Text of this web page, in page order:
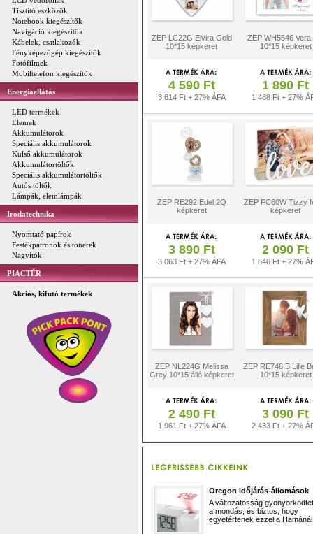
Tisztító eszközök
Notebook kiegészítők
Navigáció kiegészítők
Kábelek, csatlakozók
Fényképezőgép kiegészítők
Fotófilmek
Mobiltelefon kiegészítők
Energiaellátás
LED termékek
Elemek
Akkumulátorok
Speciális akkumulátorok
Külső akkumulátorok
Akkumulátortöltők
Speciális akkumulátortöltők
Autós töltők
Lámpák, elemlámpák
Irodatechnika
Nyomtató papírok
Festékpatronok és tonerek
Nagyítók
PIACTÉR
Akciós, kifutó termékek
ZEP LC22G Elvira Gold
10*15 képkeret
ZEP WH5546 Vera
10*15 képkeret
4 590 Ft
3 614 Ft + 27% ÁFA
1 890 Ft
1 488 Ft + 27%
ZEP RE292 Edel 2Q
képkeret
ZEP FC60W Tizzy
képkeret
3 890 Ft
3 063 Ft + 27% ÁFA
2 090 Ft
1 646 Ft + 27%
ZEP NL224G Melissa
Grey 10*15 álló képkeret
ZEP RE746 B Lille
10*15 képkeret
2 490 Ft
1 961 Ft + 27% ÁFA
3 090 Ft
2 433 Ft + 27%
Oregon időjárás-állomások
A változatosság
a mondás, és biztos, hogy
egyetértenek ezzel a